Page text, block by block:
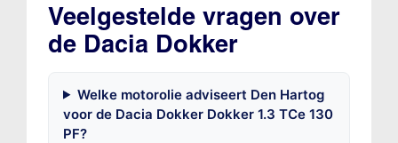
Veelgestelde vragen over
de Dacia Dokker
Welke motorolie adviseert Den Hartog
voor de Dacia Dokker Dokker 1.3 TCe 130
PF?